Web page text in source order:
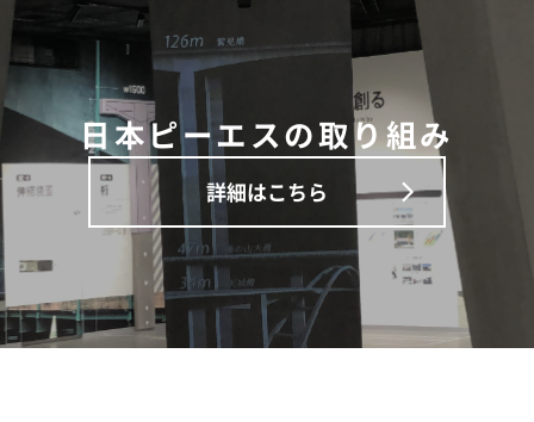
日本ピーエスの取り組み
詳細はこちら